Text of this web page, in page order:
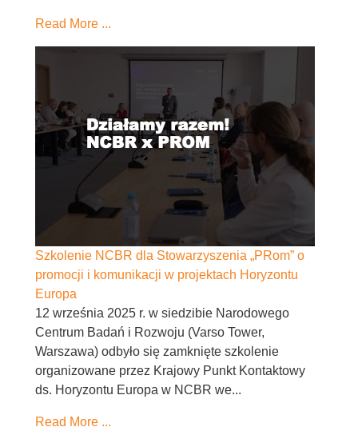
Read More ...
Szkolenie NCBR dla Stowarzyszenia „PRom” o
promocji i komunikacji w projektach Horyzontu
Europa
12 września 2025 r. w siedzibie Narodowego
Centrum Badań i Rozwoju (Varso Tower,
Warszawa) odbyło się zamknięte szkolenie
organizowane przez Krajowy Punkt Kontaktowy
ds. Horyzontu Europa w NCBR we...
Read More ...